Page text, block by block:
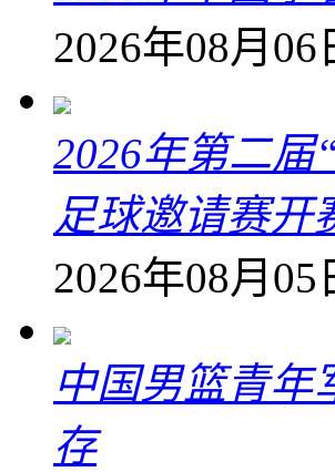
2026年08月06
2026年第二
足球邀请赛开
2026年08月05
中国男篮青年
存